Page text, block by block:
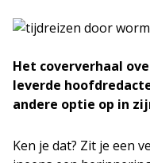
Het coververhaal
leverde
andere optie op in
Ken je dat? Zit je een